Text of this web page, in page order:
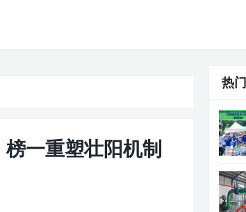
一重塑壮阳机制
热